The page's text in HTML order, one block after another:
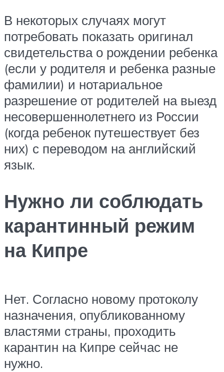
В некоторых случаях могут
потребовать показать оригинал
свидетельства о рождении ребенка
(если у родителя и ребенка разные
фамилии) и нотариальное
разрешение от родителей на выезд
несовершеннолетнего из России
(когда ребенок путешествует без
них) с переводом на английский
язык.
Нужно ли соблюдать
карантинный режим
на Кипре
Нет. Согласно новому протоколу
назначения, опубликованному
властями страны, проходить
карантин на Кипре сейчас не
нужно.